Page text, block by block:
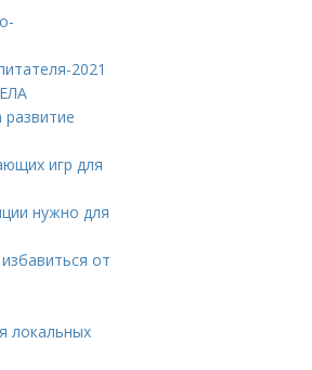
2021
игр для
нужно для
от
локальных